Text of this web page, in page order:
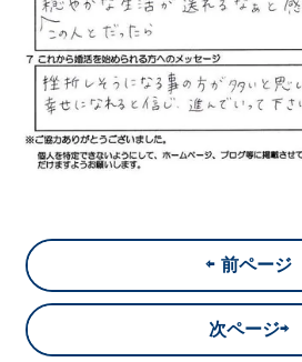
⇦ 前ページ
次ページ⇨